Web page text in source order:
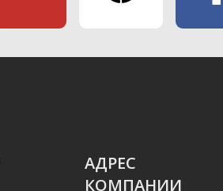
АДРЕС
КОМПАНИИ